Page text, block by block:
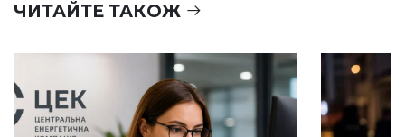
ЧИТАЙТЕ ТАКОЖ